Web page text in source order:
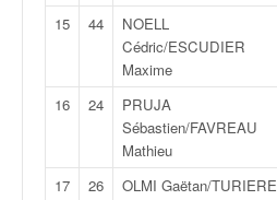
15 44
NOELL
Cédric/ESCUDIER
Maxime
16 24
PRUJA
Sébastien/FAVREAU
Mathieu
17 26
OLMI Gaëtan/TURIERE